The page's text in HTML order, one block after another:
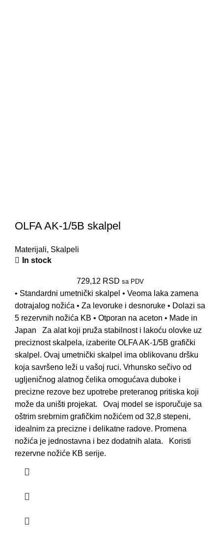
OLFA AK-1/5B skalpel
Materijali, Skalpeli
In stock
729,12 RSD sa PDV
• Standardni umetnički skalpel • Veoma laka zamena
dotrajalog nožića • Za levoruke i desnoruke • Dolazi sa
5 rezervnih nožića KB • Otporan na aceton • Made in
Japan Za alat koji pruža stabilnost i lakoću olovke uz
preciznost skalpela, izaberite OLFA AK-1/5B grafički
skalpel. Ovaj umetnički skalpel ima oblikovanu dršku
koja savršeno leži u vašoj ruci. Vrhunsko sečivo od
ugljeničnog alatnog čelika omogućava duboke i
precizne rezove bez upotrebe preteranog pritiska koji
može da uništi projekat. Ovaj model se isporučuje sa
oštrim srebrnim grafičkim nožićem od 32,8 stepeni,
idealnim za precizne i delikatne radove. Promena
nožića je jednostavna i bez dodatnih alata. Koristi
rezervne nožiće KB serije.